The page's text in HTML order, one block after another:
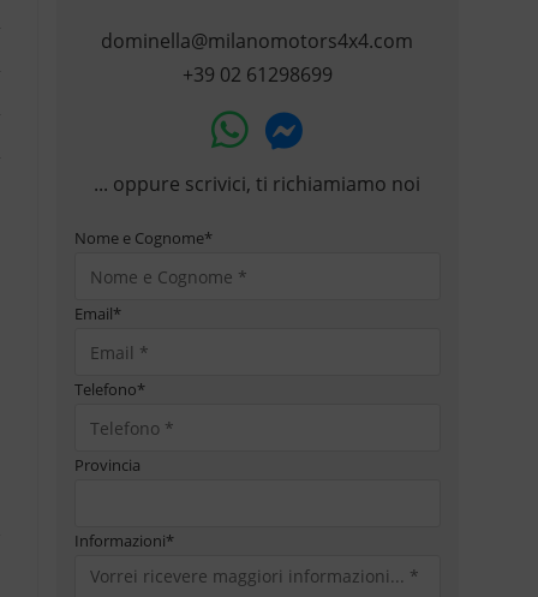
dominella@milanomotors4x4.com
+39 02 61298699
... oppure scrivici, ti richiamiamo noi
Nome e Cognome*
Email*
Telefono*
Provincia
Informazioni*